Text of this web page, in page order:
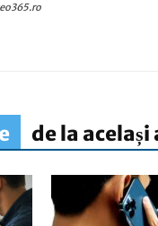
de la